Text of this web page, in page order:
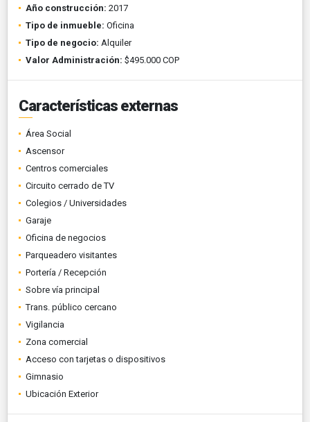
Año construcción: 2017
Tipo de inmueble: Oficina
Tipo de negocio: Alquiler
Valor Administración: $495.000 COP
Características externas
Área Social
Ascensor
Centros comerciales
Circuito cerrado de TV
Colegios / Universidades
Garaje
Oficina de negocios
Parqueadero visitantes
Portería / Recepción
Sobre vía principal
Trans. público cercano
Vigilancia
Zona comercial
Acceso con tarjetas o dispositivos
Gimnasio
Ubicación Exterior